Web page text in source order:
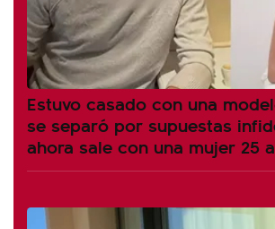
Estuvo casado con una
se separó por supuestas
ahora sale con una mujer 25